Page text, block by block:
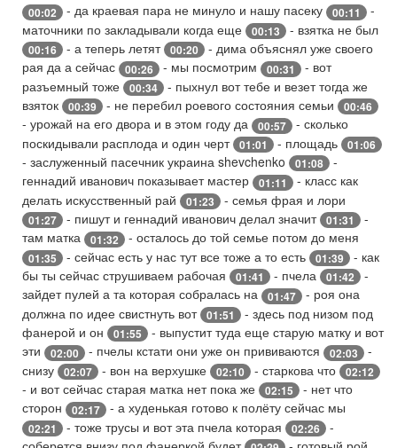
00:02 - да краевая пара не минуло и нашу пасеку 00:11
-
маточники по закладывали когда еще
00:13 - взятка не был
00:16 - а теперь летят 00:20
- дима объяснял уже своего
рая да а сейчас
00:26 - мы посмотрим 00:31
- вот
разъемный тоже
00:34
- пыхнул вот тебе и везет тогда же
взяток
00:39 - не перебил роевого состояния семьи 00:46
- урожай на его двора и в этом году да 00:57
- сколько
поскидывали расплода и один черт 01:01 - площадь 01:06
- заслуженный пасечник украина shevchenko 01:08
-
геннадий иванович показывает мастер
01:11
- класс как
делать искусственный рай
01:23 - семья фрая и лори
01:27 - пишут и геннадий иванович делал значит 01:31
-
там матка
01:32 - осталось до той семье потом до меня
01:35 - сейчас есть у нас тут все тоже а то есть 01:39
- как
бы ты сейчас струшиваем рабочая
01:41 - пчела 01:42
-
зайдет пулей а та которая собралась на
01:47
- роя она
должна по идее свистнуть вот 01:51
- здесь под низом под
фанерой и он
01:55
- выпустит туда еще старую матку и вот
эти
02:00 - пчелы кстати они уже он прививаются 02:03
-
снизу
02:07 - вон на верхушке 02:10 - старкова что 02:12
- и вот сейчас старая матка нет пока же 02:15
- нет что
сторон
02:17 - а худенькая готово к полёту сейчас мы
02:21 - тоже трусы и вот эта пчела которая 02:26
-